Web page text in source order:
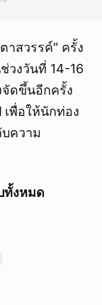
าสวรรค์" ครั้ง
วงวันที่ 14-16
ดขึ้นอีกครั้ง
พื่อให้นักท่อง
ความ
ทั้งหมด